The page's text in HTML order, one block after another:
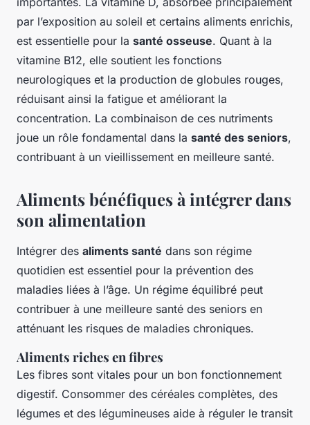
par l’exposition au soleil et certains aliments enrichis,
est essentielle pour la santé osseuse. Quant à la
vitamine B12, elle soutient les fonctions
neurologiques et la production de globules rouges,
réduisant ainsi la fatigue et améliorant la
concentration. La combinaison de ces nutriments
joue un rôle fondamental dans la santé des seniors,
contribuant à un vieillissement en meilleure santé.
Aliments bénéfiques à intégrer dans
son alimentation
Intégrer des aliments santé dans son régime
quotidien est essentiel pour la prévention des
maladies liées à l’âge. Un régime équilibré peut
contribuer à une meilleure santé des seniors en
atténuant les risques de maladies chroniques.
Aliments riches en fibres
Les fibres sont vitales pour un bon fonctionnement
digestif. Consommer des céréales complètes, des
légumes et des légumineuses aide à réguler le transit